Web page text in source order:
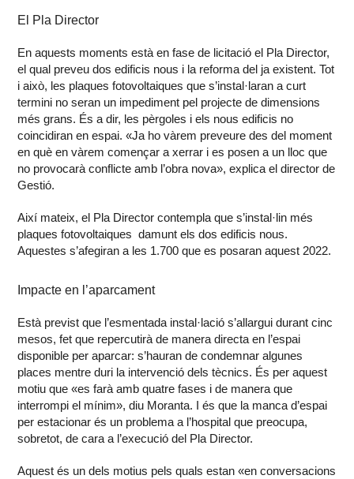
El Pla Director
En aquests moments està en fase de licitació el Pla Director,
el qual preveu dos edificis nous i la reforma del ja existent. Tot
i això, les plaques fotovoltaiques que s’instal·laran a curt
termini no seran un impediment pel projecte de dimensions
més grans. És a dir, les pèrgoles i els nous edificis no
coincidiran en espai. «Ja ho vàrem preveure des del moment
en què en vàrem començar a xerrar i es posen a un lloc que
no provocarà conflicte amb l’obra nova», explica el director de
Gestió.
Així mateix, el Pla Director contempla que s’instal·lin més
plaques fotovoltaiques damunt els dos edificis nous.
Aquestes s’afegiran a les 1.700 que es posaran aquest 2022.
Impacte en l’aparcament
Està previst que l’esmentada instal·lació s’allargui durant cinc
mesos, fet que repercutirà de manera directa en l’espai
disponible per aparcar: s’hauran de condemnar algunes
places mentre duri la intervenció dels tècnics. És per aquest
motiu que «es farà amb quatre fases i de manera que
interrompi el mínim», diu Moranta. I és que la manca d’espai
per estacionar és un problema a l’hospital que preocupa,
sobretot, de cara a l’execució del Pla Director.
Aquest és un dels motius pels quals estan «en conversacions